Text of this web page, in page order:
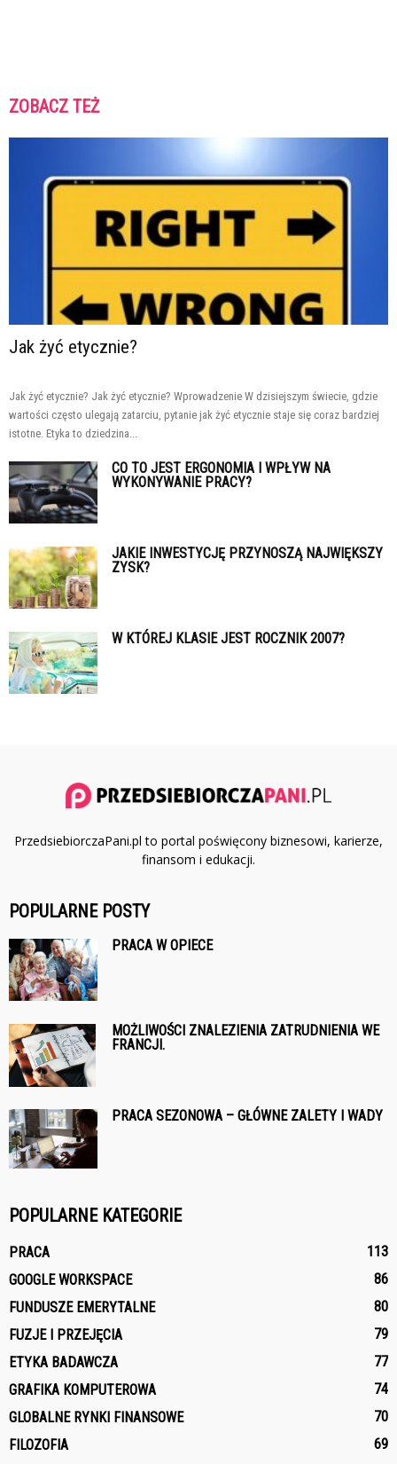
ZOBACZ TEŻ
Jak żyć etycznie?
Jak żyć etycznie? Jak żyć etycznie? Wprowadzenie W dzisiejszym świecie, gdzie
wartości często ulegają zatarciu, pytanie jak żyć etycznie staje się coraz bardziej
istotne. Etyka to dziedzina...
CO TO JEST ERGONOMIA I WPŁYW NA
WYKONYWANIE PRACY?
JAKIE INWESTYCJĘ PRZYNOSZĄ NAJWIĘKSZY
ZYSK?
W KTÓREJ KLASIE JEST ROCZNIK 2007?
PrzedsiebiorczaPani.pl to portal poświęcony biznesowi, karierze,
finansom i edukacji.
POPULARNE POSTY
PRACA W OPIECE
MOŻLIWOŚCI ZNALEZIENIA ZATRUDNIENIA WE
FRANCJI.
PRACA SEZONOWA – GŁÓWNE ZALETY I WADY
POPULARNE KATEGORIE
PRACA
113
GOOGLE WORKSPACE
86
FUNDUSZE EMERYTALNE
80
FUZJE I PRZEJĘCIA
79
ETYKA BADAWCZA
77
GRAFIKA KOMPUTEROWA
74
GLOBALNE RYNKI FINANSOWE
70
FILOZOFIA
69